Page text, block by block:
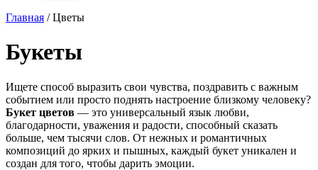
Главная /Цветы
Букеты
Ищете способ выразить свои чувства, поздравить с важным
событием или просто поднять настроение близкому человеку?
Букет цветов — это универсальный язык любви,
благодарности, уважения и радости, способный сказать
больше, чем тысячи слов. От нежных и романтичных
композиций до ярких и пышных, каждый букет уникален и
создан для того, чтобы дарить эмоции.